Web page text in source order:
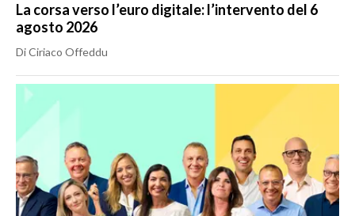
La corsa verso l’euro digitale: l’intervento del 6
agosto 2026
Di Ciriaco Offeddu